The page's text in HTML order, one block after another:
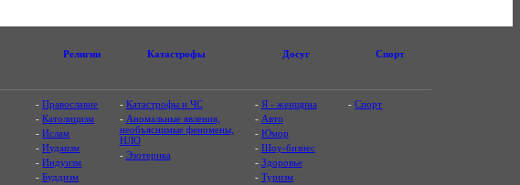
Религии Катастрофы Досуг Спорт
-Православие
-Католицизм
-Ислам
-Иудаизм
-Индуизм
-Буддизм
- Катастрофы и ЧС
- Аномальные явления,
необъяснимые феномены,
НЛО
- Эзотерика
- Я - женщина
- Авто
- Юмор
- Шоу-бизнес
- Здоровье
- Туризм
-Спорт